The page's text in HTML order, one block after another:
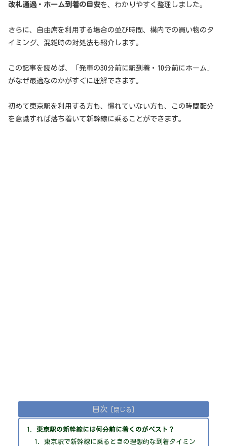
改札通過・ホーム到着の目安を、わかりやすく整理しました。
さらに、自由席を利用する場合の並び時間、構内での買い物のタ
イミング、混雑時の対処法も紹介します。
この記事を読めば、「発車の30分前に駅到着・10分前にホーム」
がなぜ最適なのかがすぐに理解できます。
初めて東京駅を利用する方も、慣れていない方も、この時間配分
を意識すれば落ち着いて新幹線に乗ることができます。
目次
東京駅の新幹線には何分前に着くのがベスト？
東京駅で新幹線に乗るときの理想的な到着タイミン